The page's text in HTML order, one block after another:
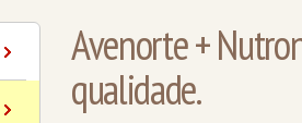
Avenorte +
qualidade.